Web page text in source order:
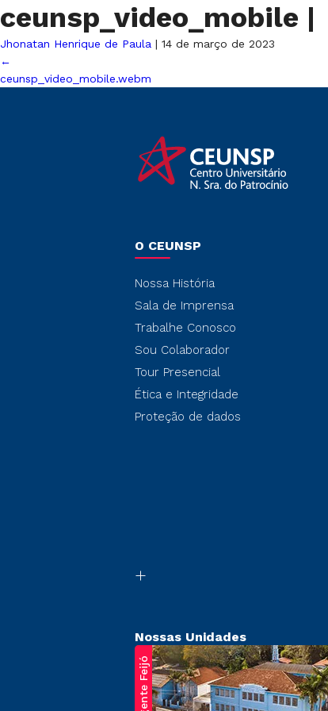
ceunsp_video_mobile |
Jhonatan Henrique de Paula | 14 de março de 2023
←
ceunsp_video_mobile.webm
O CEUNSP
Nossa História
Sala de Imprensa
Trabalhe Conosco
Sou Colaborador
Tour Presencial
Ética e Integridade
Proteção de dados
Nossas Unidades
Regente Feijó